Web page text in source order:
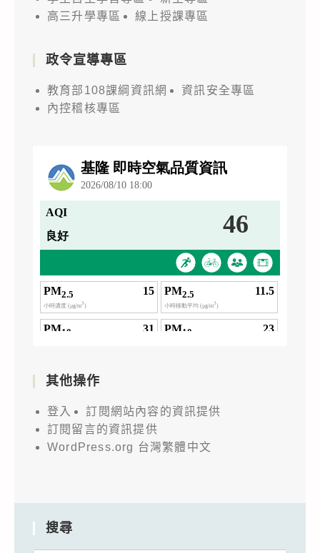
高三升學專區
線上授課專區
政令宣導專區
教育部108課綱資訊網
資訊安全專區
內控稽核專區
其他操作
登入
訂閱網站內容的資訊提供
訂閱留言的資訊提供
WordPress.org 台灣繁體中文
搜尋